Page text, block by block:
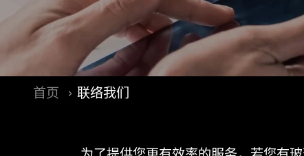
首页 联络我们